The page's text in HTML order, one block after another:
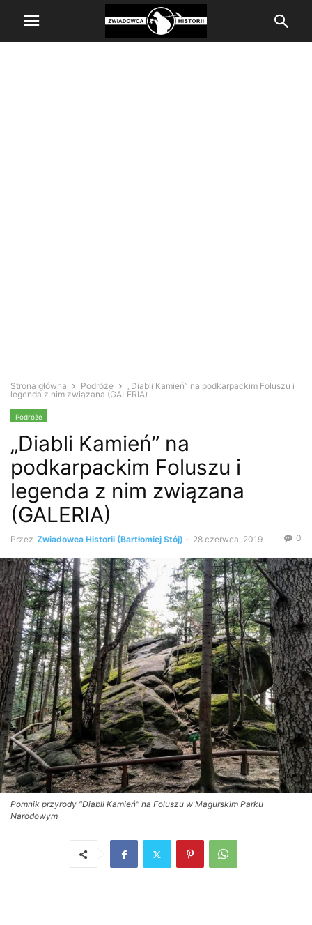
Strona główna Podróże
„Diabli Kamień” na podkarpackim Foluszu i
legenda z nim związana (GALERIA)
Podróże
„Diabli Kamień” na
podkarpackim Foluszu i
legenda z nim związana
(GALERIA)
Przez Zwiadowca Historii (Bartłomiej Stój) - 28 czerwca, 2019 0
Pomnik przyrody "Diabli Kamień" na Foluszu w Magurskim Parku
Narodowym